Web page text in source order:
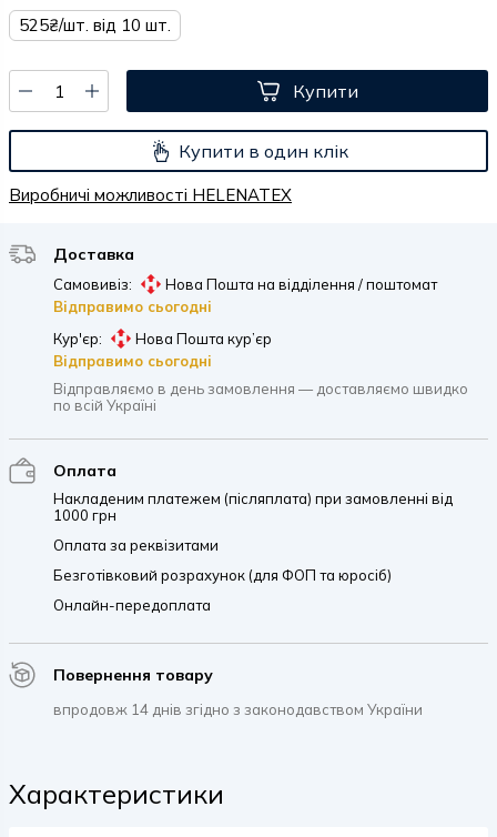
525₴/шт. від 10 шт.
Купити
Купити в один клік
Виробничі можливості HELENATEX
Доставка
Самовивіз:
Нова Пошта на відділення / поштомат
Відправимо сьогодні
Кур'єр:
Нова Пошта кур’єр
Відправимо сьогодні
Відправляємо в день замовлення — доставляємо швидко
по всій Україні
Оплата
Накладеним платежем (післяплата) при замовленні від
1000 грн
Оплата за реквізитами
Безготівковий розрахунок (для ФОП та юросіб)
Онлайн-передоплата
Повернення товару
впродовж 14 днів згідно з законодавством України
Характеристики